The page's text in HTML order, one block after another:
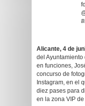
Alicante, 4 de
del Ayuntamiento
en funciones,
concurso de
Instagram, en el
diez pases para
en la zona VIP